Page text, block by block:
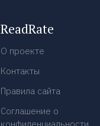
ReadRate
О проекте
Контакты
Правила сайта
Соглашение о